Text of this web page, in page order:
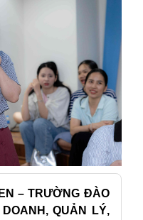
– TRƯỜNG ĐÀO
QUẢN LÝ,